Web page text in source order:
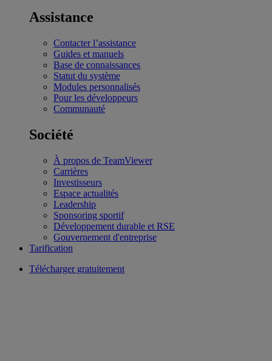
Assistance
Contacter l’assistance
Guides et manuels
Base de connaissances
Statut du système
Modules personnalisés
Pour les développeurs
Communauté
Société
À propos de TeamViewer
Carrières
Investisseurs
Espace actualités
Leadership
Sponsoring sportif
Développement durable et RSE
Gouvernement d'entreprise
Tarification
Télécharger gratuitement